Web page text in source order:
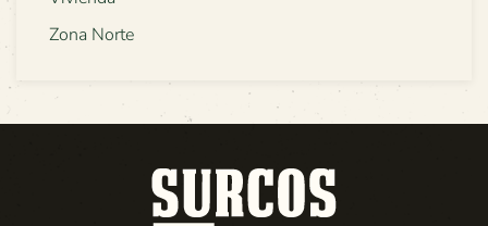
Zona Norte